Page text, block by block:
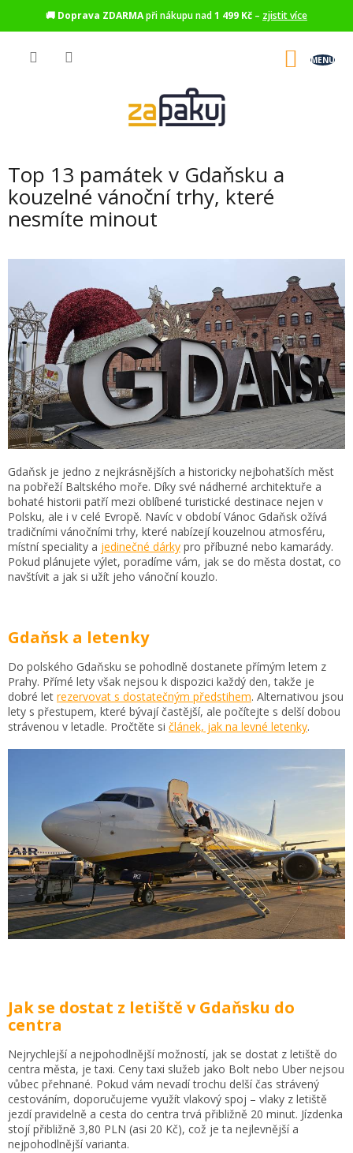
🚚 Doprava ZDARMApři nákupu nad1 499 Kč – zjistit více
Top 13 památek v Gdaňsku a
kouzelné vánoční trhy, které
nesmíte minout
Gdaňsk je jedno z nejkrásnějších a historicky nejbohatších měst
na pobřeží Baltského moře. Díky své nádherné architektuře a
bohaté historii patří mezi oblíbené turistické destinace nejen v
Polsku, ale i v celé Evropě. Navíc v období Vánoc Gdaňsk ožívá
tradičními vánočními trhy, které nabízejí kouzelnou atmosféru,
místní speciality a jedinečné dárky pro příbuzné nebo kamarády.
Pokud plánujete výlet, poradíme vám, jak se do města dostat, co
navštívit a jak si užít jeho vánoční kouzlo.
Gdaňsk a letenky
Do polského Gdaňsku se pohodlně dostanete přímým letem z
Prahy. Přímé lety však nejsou k dispozici každý den, takže je
dobré let rezervovat s dostatečným předstihem. Alternativou jsou
lety s přestupem, které bývají častější, ale počítejte s delší dobou
strávenou v letadle. Pročtěte si článek, jak na levné letenky.
Jak se dostat z letiště v Gdaňsku do
centra
Nejrychlejší a nejpohodlnější možností, jak se dostat z letiště do
centra města, je taxi. Ceny taxi služeb jako Bolt nebo Uber nejsou
vůbec přehnané. Pokud vám nevadí trochu delší čas strávený
cestováním, doporučujeme využít vlakový spoj – vlaky z letiště
jezdí pravidelně a cesta do centra trvá přibližně 20 minut. Jízdenka
stojí přibližně 3,80 PLN (asi 20 Kč), což je ta nejlevnější a
nejpohodlnější varianta.